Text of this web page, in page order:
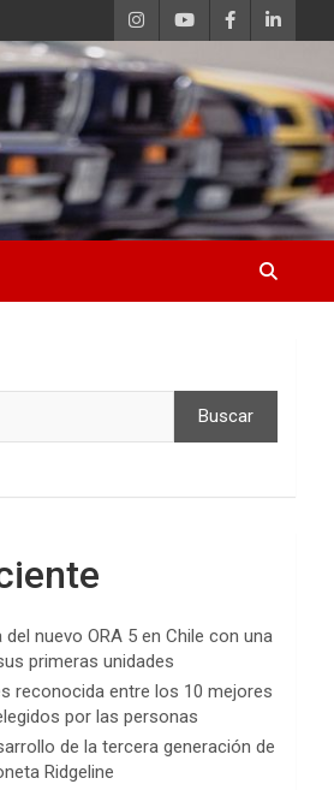
Buscar
nuevo ORA 5 en Chile con una
primeras unidades
reconocida entre los 10 mejores
por las personas
de la tercera generación de
Ridgeline